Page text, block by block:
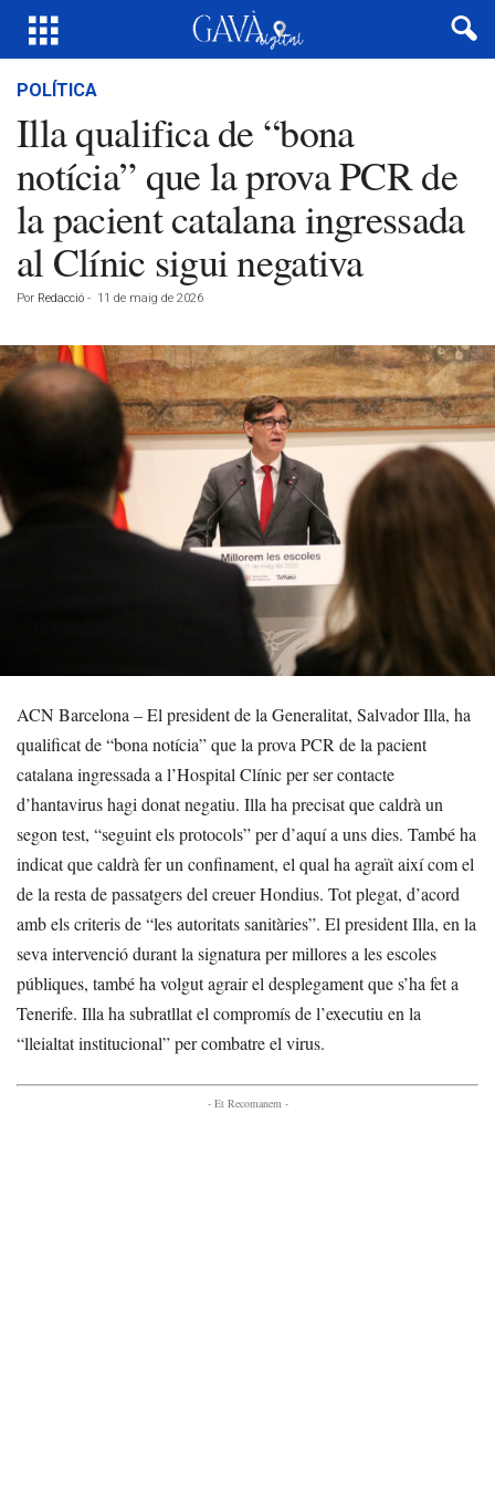
POLÍTICA
Illa qualifica de “bona
notícia” que la prova PCR de
la pacient catalana ingressada
al Clínic sigui negativa
Por Redacció - 11 de maig de 2026
ACN Barcelona – El president de la Generalitat, Salvador Illa, ha
qualificat de “bona notícia” que la prova PCR de la pacient
catalana ingressada a l’Hospital Clínic per ser contacte
d’hantavirus hagi donat negatiu. Illa ha precisat que caldrà un
segon test, “seguint els protocols” per d’aquí a uns dies. També ha
indicat que caldrà fer un confinament, el qual ha agraït així com el
de la resta de passatgers del creuer Hondius. Tot plegat, d’acord
amb els criteris de “les autoritats sanitàries”. El president Illa, en la
seva intervenció durant la signatura per millores a les escoles
públiques, també ha volgut agrair el desplegament que s’ha fet a
Tenerife. Illa ha subratllat el compromís de l’executiu en la
“lleialtat institucional” per combatre el virus.
- Et Recomanem -